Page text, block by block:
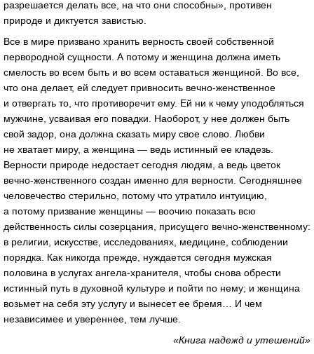
разрешается делать все, на что они способны», противен
природе и диктуется завистью.
Все в мире призвано хранить верность своей собственной
первородной сущности. А потому и женщина должна иметь
смелость во всем быть и во всем оставаться женщиной. Во все,
что она делает, ей следует привносить вечно-женственное
и отвергать то, что противоречит ему. Ей ни к чему уподобляться
мужчине, усваивая его повадки. Наоборот, у нее должен быть
свой задор, она должна сказать миру свое слово. Любви
не хватает миру, а женщина — ведь истинный ее кладезь.
Верности природе недостает сегодня людям, а ведь цветок
вечно-женственного создан именно для верности. Сегодняшнее
человечество стерильно, потому что утратило интуицию,
а потому призвание женщины — воочию показать всю
действенность силы созерцания, присущего вечно-женственному:
в религии, искусстве, исследованиях, медицине, соблюдении
порядка. Как никогда прежде, нуждается сегодня мужская
половина в услугах ангела-хранителя, чтобы снова обрести
истинный путь в духовной культуре и пойти по нему; и женщина
возьмет на себя эту услугу и вынесет ее бремя… И чем
независимее и увереннее, тем лучше.
«Книга надежд и утешений»